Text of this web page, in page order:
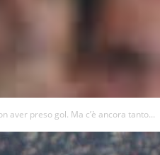
aver preso gol. Ma c’è ancora tanto...